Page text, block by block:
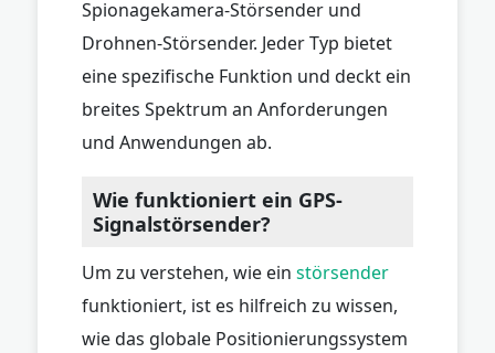
Spionagekamera-Störsender und
Drohnen-Störsender. Jeder Typ bietet
eine spezifische Funktion und deckt ein
breites Spektrum an Anforderungen
und Anwendungen ab.
Wie funktioniert ein GPS-
Signalstörsender?
Um zu verstehen, wie ein störsender
funktioniert, ist es hilfreich zu wissen,
wie das globale Positionierungssystem